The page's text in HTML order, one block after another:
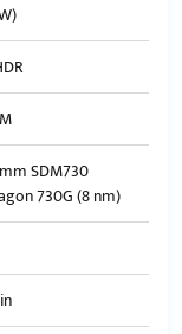
SDM730
730G (8 nm)